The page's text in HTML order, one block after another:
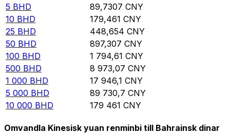
5 BHD 89,7307 CNY
10 BHD 179,461 CNY
25 BHD 448,654 CNY
50 BHD 897,307 CNY
100 BHD 1 794,61 CNY
500 BHD 8 973,07 CNY
1 000 BHD 17 946,1 CNY
5 000 BHD 89 730,7 CNY
10 000 BHD 179 461 CNY
Omvandla Kinesisk yuan renminbi till Bahrainsk dinar